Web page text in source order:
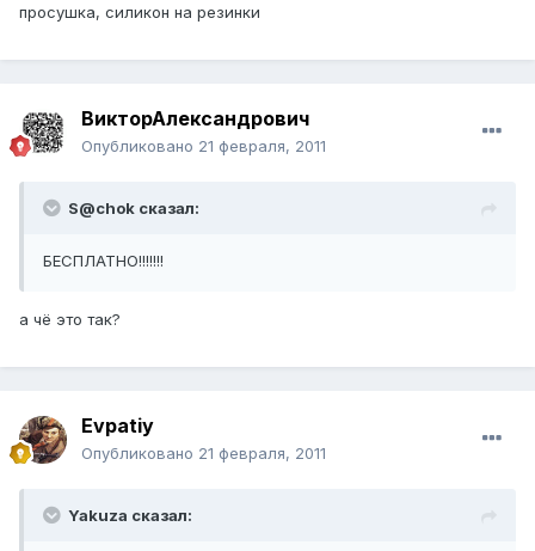
просушка, силикон на резинки
ВикторАлександрович
Опубликовано 21 февраля, 2011
S@chok сказал:
БЕСПЛАТНО!!!!!!!
а чё это так?
Evpatiy
Опубликовано 21 февраля, 2011
Yakuza сказал: